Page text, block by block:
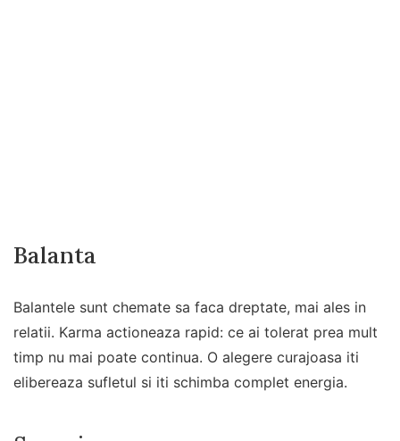
Balanta
Balantele sunt chemate sa faca dreptate, mai ales in
relatii. Karma actioneaza rapid: ce ai tolerat prea mult
timp nu mai poate continua. O alegere curajoasa iti
elibereaza sufletul si iti schimba complet energia.